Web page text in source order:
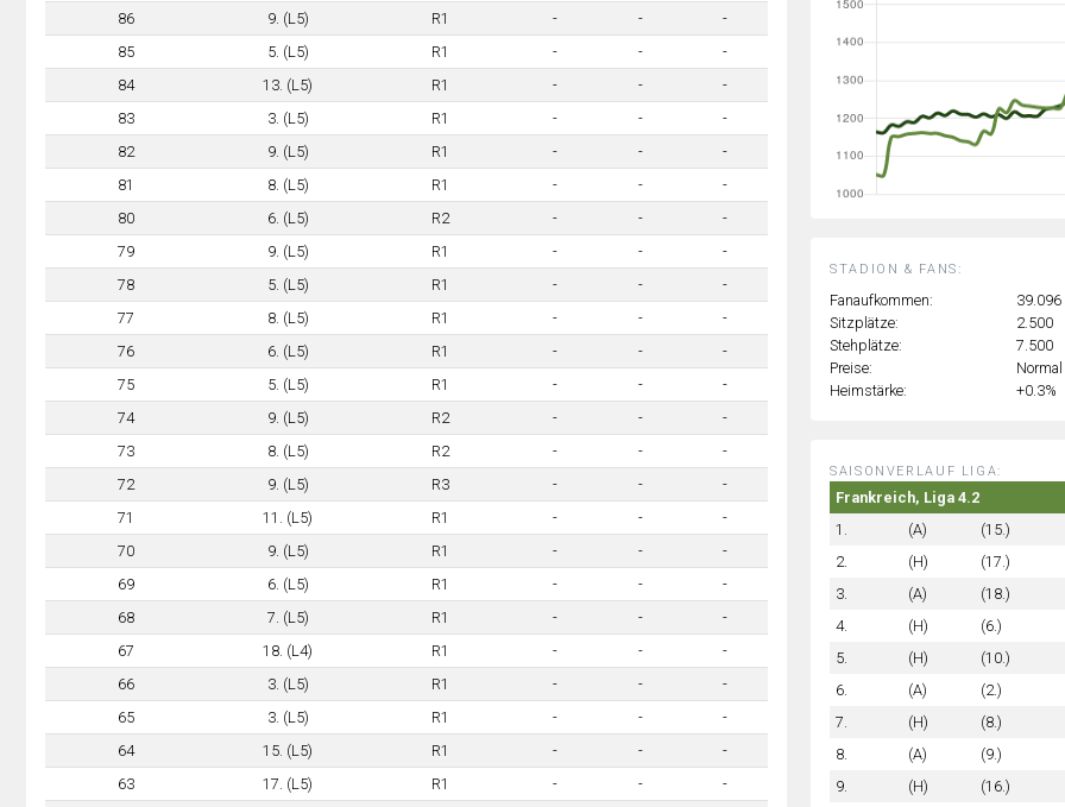
86
9. (L5) R1 - -
-
85
5. (L5) R1 - -
-
84
13. (L5) R1 - -
-
83
3. (L5) R1 - -
-
82
9. (L5) R1 - -
-
81
8. (L5) R1 - -
-
80
6. (L5) R2 - -
-
79
9. (L5) R1 - -
-
78
5. (L5) R1 - -
-
77
8. (L5) R1 - -
-
76
6. (L5) R1 - -
-
75
5. (L5) R1 - -
-
74
9. (L5) R2 - -
-
73
8. (L5) R2 - -
-
72
9. (L5) R3 - -
-
71
11. (L5) R1 - -
-
70
9. (L5) R1 - -
-
69
6. (L5) R1 - -
-
68
7. (L5) R1 - -
-
67
18. (L4) R1 - -
-
66
3. (L5) R1 - -
-
65
3. (L5) R1 - -
-
64
15. (L5) R1 - -
-
63
17. (L5) R1 - -
-
STADION & FANS:
Fanaufkommen:
39.096
Sitzplätze:
2.500
Stehplätze:
7.500
Preise:
Normal
Heimstärke:
+0.3%
SAISONVERLAUF LIGA:
Frankreich, Liga 4.2
1.
(A)
(15.)
2.
(H)
(17.)
3.
(A)
(18.)
4.
(H)
(6.)
5.
(H)
(10.)
6.
(A)
(2.)
7.
(H)
(8.)
8.
(A)
(9.)
9.
(H)
(16.)